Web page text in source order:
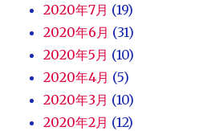
2020年7月 (19)
2020年6月 (31)
2020年5月 (10)
2020年4月 (5)
2020年3月 (10)
2020年2月 (12)